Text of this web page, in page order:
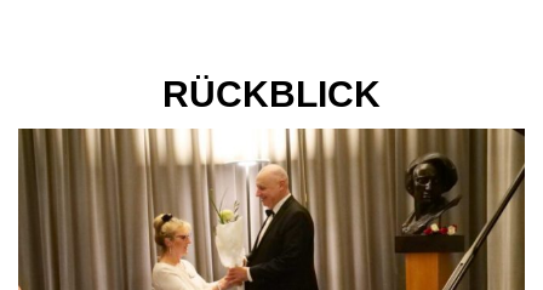
content
RÜCKBLICK